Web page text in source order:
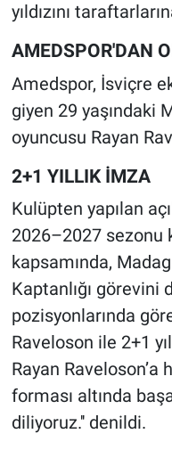
yıldızını
AMEDSPOR'DAN
Amedspor, İsviçre
giyen 29 yaşındaki
oyuncusu Rayan
2+1 YILLIK İMZA
Kulüpten yapılan
2026–2027 sezonu
kapsamında,
Kaptanlığı görevini
pozisyonlarında
Raveloson ile 2+1
Rayan
forması altında
diliyoruz.'' denildi.